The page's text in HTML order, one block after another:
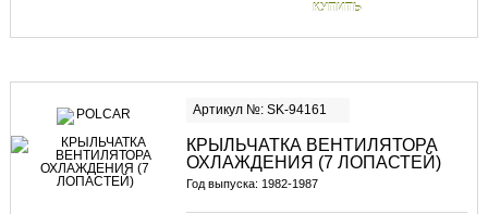
КУПИТЬ
Артикул №: SK-94161
КРЫЛЬЧАТКА ВЕНТИЛЯТОРА
ОХЛАЖДЕНИЯ (7 ЛОПАСТЕЙ)
Год выпуска: 1982-1987